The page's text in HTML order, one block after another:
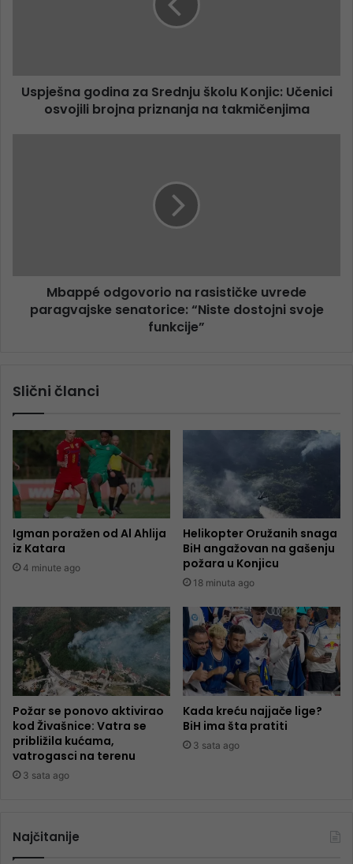
Uspješna godina za Srednju školu Konjic: Učenici
osvojili brojna priznanja na takmičenjima
Mbappé odgovorio na rasističke uvrede
paragvajske senatorice: “Niste dostojni svoje
funkcije”
Slični članci
Igman poražen od Al Ahlija
iz Katara
4 minute ago
Helikopter Oružanih snaga
BiH angažovan na gašenju
požara u Konjicu
18 minuta ago
Požar se ponovo aktivirao
kod Živašnice: Vatra se
približila kućama,
vatrogasci na terenu
3 sata ago
Kada kreću najjače lige?
BiH ima šta pratiti
3 sata ago
Najčitanije